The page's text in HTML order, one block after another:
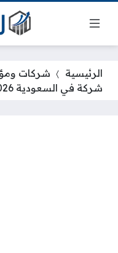
الرئيسية شركات
شركة في السعودية 2026